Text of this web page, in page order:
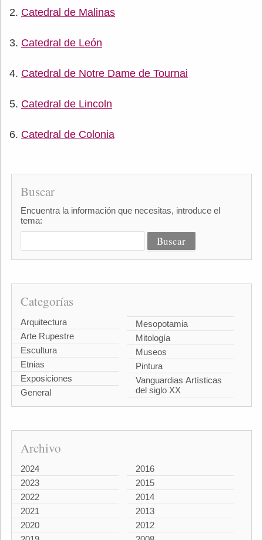
Catedral de Malinas
Catedral de León
Catedral de Notre Dame de Tournai
Catedral de Lincoln
Catedral de Colonia
Buscar
Encuentra la información que necesitas, introduce el
tema:
Categorías
Arquitectura
Arte Rupestre
Escultura
Etnias
Exposiciones
General
Mesopotamia
Mitología
Museos
Pintura
Vanguardias Artísticas
del siglo XX
Archivo
2024
2023
2022
2021
2020
2016
2015
2014
2013
2012